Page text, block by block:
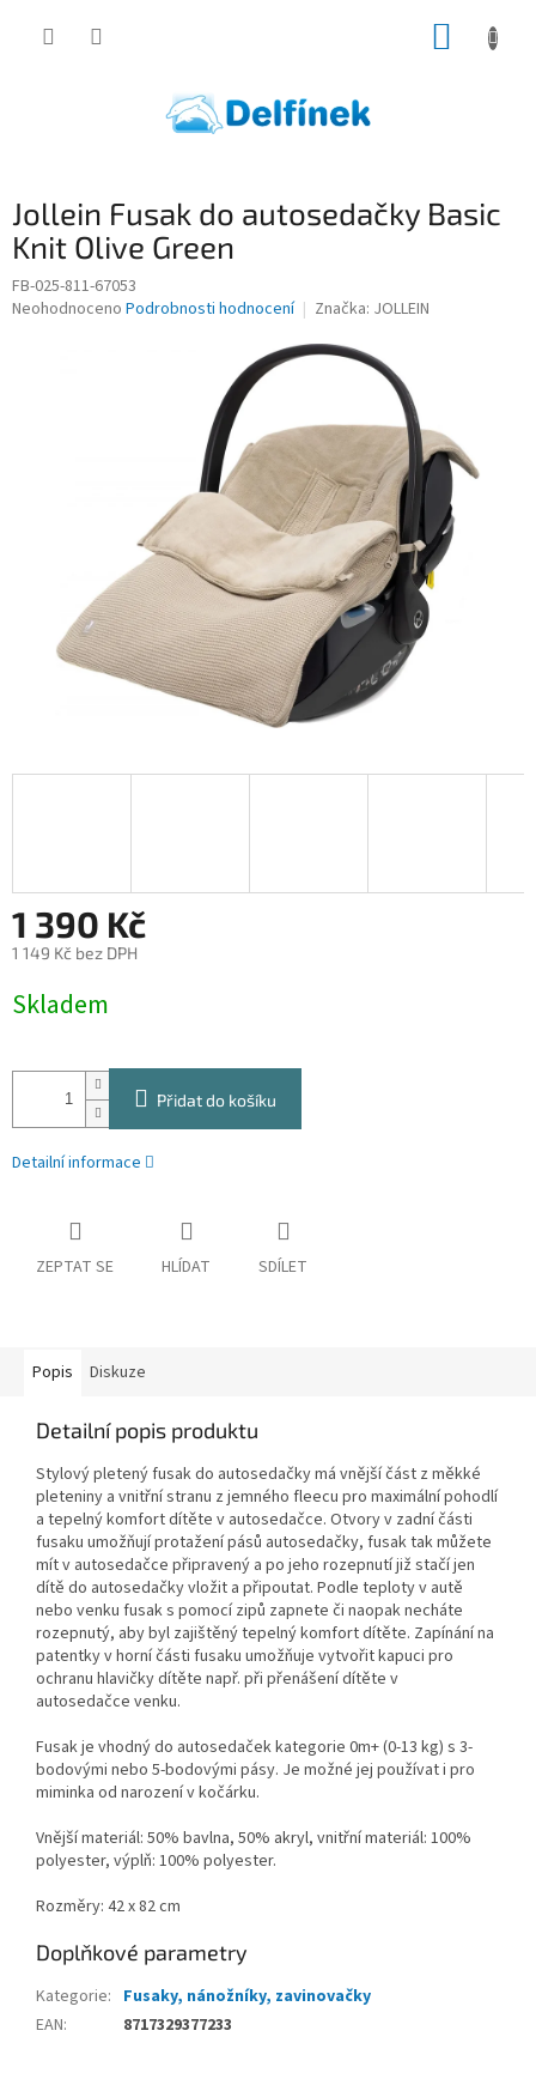
Jollein Fusak do autosedačky Basic
Knit Olive Green
FB-025-811-67053
Průměrné
Neohodnoceno Podrobnosti hodnocení Značka: JOLLEIN
1 390 Kč
1 149 Kč bez DPH
cena:
Skladem
Přidat do košíku
Detailní informace
ZEPTAT SE HLÍDAT SDÍLET
Popis Diskuze
Detailní popis produktu
Stylový pletený fusak do autosedačky má vnější část z měkké
pleteniny a vnitřní stranu z jemného fleecu pro maximální pohodlí
a tepelný komfort dítěte v autosedačce. Otvory v zadní části
fusaku umožňují protažení pásů autosedačky, fusak tak můžete
mít v autosedačce připravený a po jeho rozepnutí již stačí jen
dítě do autosedačky vložit a připoutat. Podle teploty v autě
nebo venku fusak s pomocí zipů zapnete či naopak necháte
rozepnutý, aby byl zajištěný tepelný komfort dítěte. Zapínání na
patentky v horní části fusaku umožňuje vytvořit kapuci pro
ochranu hlavičky dítěte např. při přenášení dítěte v
autosedačce venku.
Fusak je vhodný do autosedaček kategorie 0m+ (0-13 kg) s 3-
bodovými nebo 5-bodovými pásy. Je možné jej používat i pro
miminka od narození v kočárku.
Vnější materiál: 50% bavlna, 50% akryl, vnitřní materiál: 100%
polyester, výplň: 100% polyester.
Rozměry: 42 x 82 cm
Doplňkové parametry
Kategorie: Fusaky, nánožníky, zavinovačky
EAN: 8717329377233